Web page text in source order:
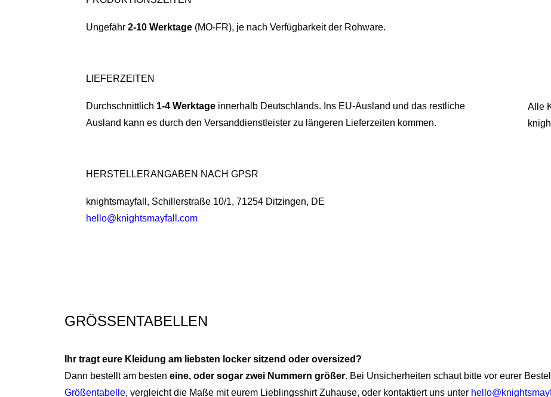
Ungefähr 2-10 Werktage (MO-FR), je nach Verfügbarkeit der Rohware.
LIEFERZEITEN
Durchschnittlich 1-4 Werktage innerhalb Deutschlands. Ins EU-Ausland und das restliche
Ausland kann es durch den Versanddienstleister zu längeren Lieferzeiten kommen.
HERSTELLERANGABEN NACH GPSR
knightsmayfall, Schillerstraße 10/1, 71254 Ditzingen, DE
hello@knightsmayfall.com
Alle
GRÖSSENTABELLEN
Ihr tragt eure Kleidung am liebsten locker sitzend oder oversized?
Dann bestellt am besten eine, oder sogar zwei Nummern größer. Bei Unsicherheiten schaut bitte vor eurer
Größentabelle, vergleicht die Maße mit eurem Lieblingsshirt Zuhause, oder kontaktiert uns unter